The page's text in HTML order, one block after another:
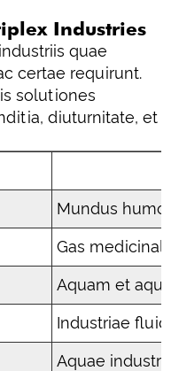
Industries
quae
certae requirunt.
solutiones
diuturnitate, et
Mundus humor
Gas
Aquam et
Industriae fluidi
Aquae